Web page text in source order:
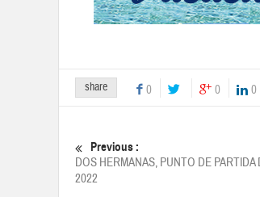
share 0 0 0
Previous :
DOS HERMANAS, PUNTO DE PARTIDA
2022